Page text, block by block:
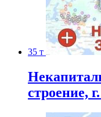
35 т
строение,